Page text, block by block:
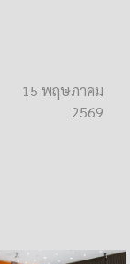
15 พฤษภาคม
2569